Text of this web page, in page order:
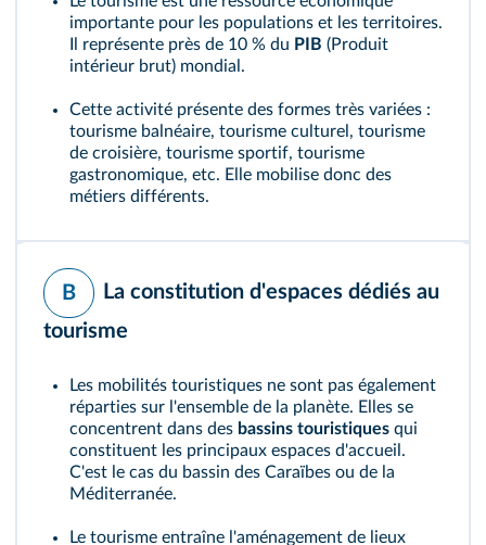
importante pour les populations et les territoires.
Il représente près de 10 % du PIB (Produit
intérieur brut) mondial.
Cette activité présente des formes très variées :
tourisme balnéaire, tourisme culturel, tourisme
de croisière, tourisme sportif, tourisme
gastronomique, etc. Elle mobilise donc des
métiers différents.
B
La constitution d'espaces dédiés au
tourisme
Les mobilités touristiques ne sont pas également
réparties sur l'ensemble de la planète. Elles se
concentrent dans des bassins touristiques qui
constituent les principaux espaces d'accueil.
C'est le cas du bassin des Caraïbes ou de la
Méditerranée.
Le tourisme entraîne l'aménagement de lieux